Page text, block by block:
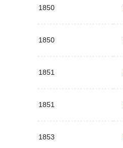
1850
1850
1851
1851
1853